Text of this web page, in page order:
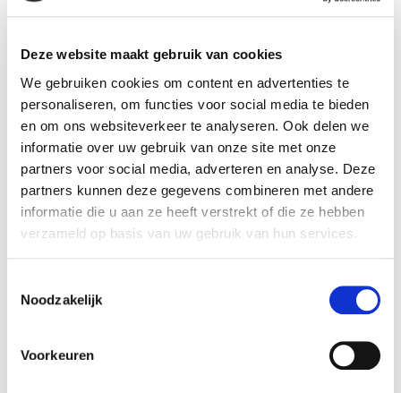
Deze website maakt gebruik van cookies
We gebruiken cookies om content en advertenties te
personaliseren, om functies voor social media te bieden
en om ons websiteverkeer te analyseren. Ook delen we
informatie over uw gebruik van onze site met onze
partners voor social media, adverteren en analyse. Deze
partners kunnen deze gegevens combineren met andere
informatie die u aan ze heeft verstrekt of die ze hebben
verzameld op basis van uw gebruik van hun services.
Noodzakelijk
Voorkeuren
afbouwmaterialen. De klant staat bij ons centraal
gebruiksvriendelijke website, grote voorraad,
helpen met je nieuwe project. De nieuwe website
van Egaline Online De …Vervolgd
Badkamervloer egaliseren
badkamervloer egaliseren. Hoe moet het, waar let
badkamer en egaliseren? Hoe egaliseer je een
badkamervloer? Egaliseren in 4 stappen Wil jij je